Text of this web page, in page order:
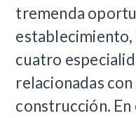
tremenda
establecimiento,
cuatro
relacionadas con
construcción. En